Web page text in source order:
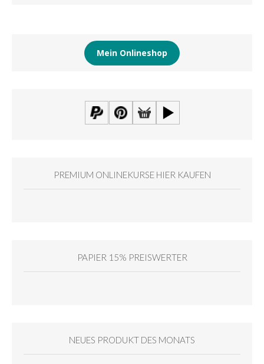
Mein Onlineshop
PREMIUM ONLINEKURSE HIER KAUFEN
PAPIER 15% PREISWERTER
NEUES PRODUKT DES MONATS